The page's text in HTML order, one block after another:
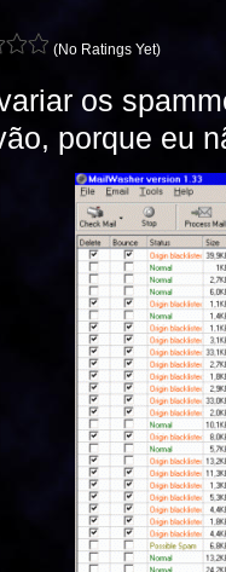
(No Ratings Yet)
os
porque eu